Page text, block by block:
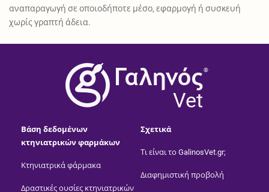
αναπαραγωγή σε οποιοδήποτε μέσο, εφαρμογή ή συσκευή
χωρίς γραπτή άδεια.
®
Vet
Βάση δεδομένων
κτηνιατρικών φαρμάκων
Κτηνιατρικά φάρμακα
Δραστικές ουσίες κτηνιατρικών
Σχετικά
Τι είναι το GalinosVet.gr;
Διαφημιστική προβολή